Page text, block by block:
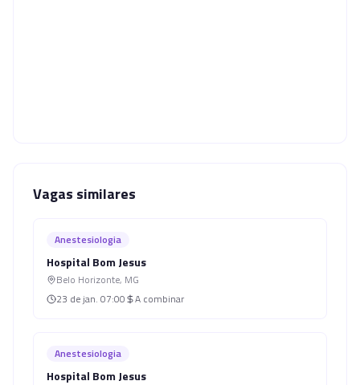
Vagas similares
Anestesiologia
Hospital Bom Jesus
Belo Horizonte, MG
23 de jan. 07:00 A combinar
Anestesiologia
Hospital Bom Jesus